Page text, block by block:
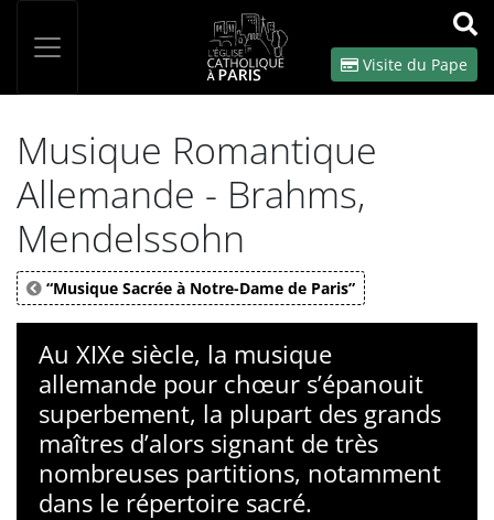
OK
Visite du Pape
Musique Romantique
Allemande - Brahms,
Mendelssohn
“Musique Sacrée à Notre-Dame de Paris”
Au XIXe siècle, la musique
allemande pour chœur s’épanouit
superbement, la plupart des grands
maîtres d’alors signant de très
nombreuses partitions, notamment
dans le répertoire sacré.
Panneau de gestion des cookies